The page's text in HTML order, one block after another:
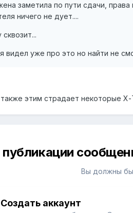
заметила по пути сдачи,
ничего не дует....
видел уже про это но найти не
этим страдает некоторые
Вы должны
Создать аккаунт